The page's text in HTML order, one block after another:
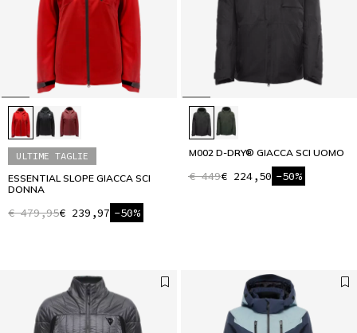
ULTIME TAGLIE
ESSENTIAL SLOPE GIACCA SCI
DONNA
€ 479,95€ 239,97 -50%
M002 D-DRY® GIACCA SCI UOMO
€ 449€ 224,50 -50%